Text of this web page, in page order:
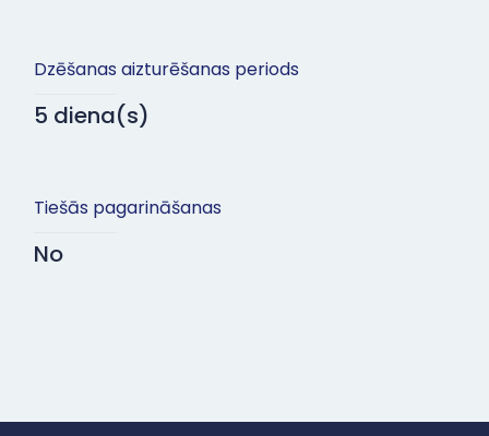
Dzēšanas aizturēšanas periods
5 diena(s)
Tiešās pagarināšanas
No